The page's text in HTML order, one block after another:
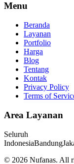
Menu
Beranda
Layanan
Portfolio
Harga
Blog
Tentang
Kontak
Privacy Policy
Terms of
Area Layanan
Seluruh
IndonesiaBandung
© 2026 Nufanas. All